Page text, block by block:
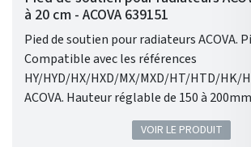
à 20 cm - ACOVA 639151
Pied de soutien pour radiateurs ACOVA. Pied amovible .
Compatible avec les références
HY/HYD/HX/HXD/MX/MXD/HT/HTD/HK/
ACOVA. Hauteur réglable de 150 à 200mm. En
complément des consoles murales. Vendu à l'unité.
Disponible en 46 couleurs du nuancier
VOIR LE PRODUIT